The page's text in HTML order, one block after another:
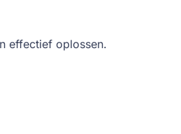
effectief oplossen.